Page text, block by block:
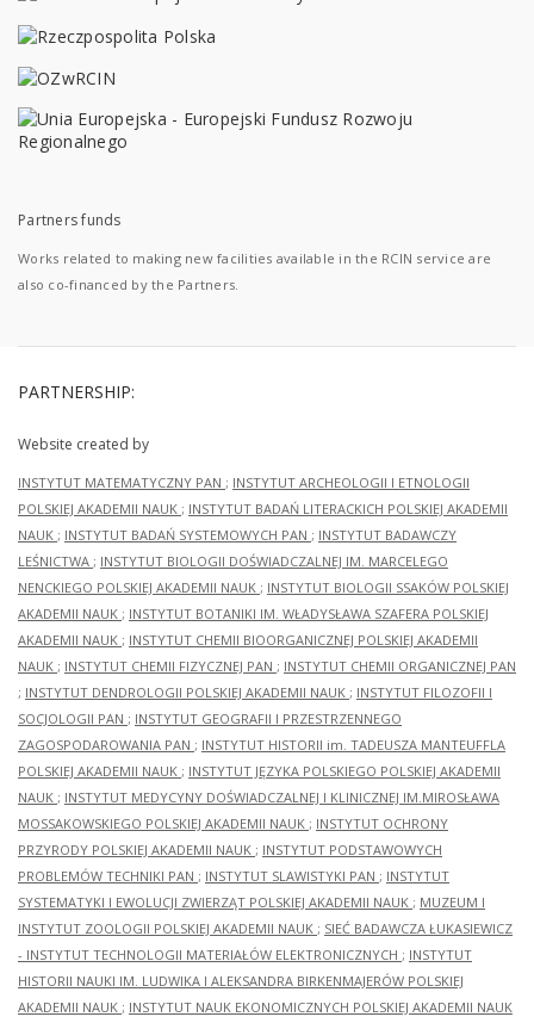
Partners funds
Works related to making new facilities available in the RCIN service are
also co-financed by the Partners.
PARTNERSHIP:
Website created by
INSTYTUT MATEMATYCZNY PAN ; INSTYTUT ARCHEOLOGII I ETNOLOGII
POLSKIEJ AKADEMII NAUK ; INSTYTUT BADAŃ LITERACKICH POLSKIEJ AKADEMII
NAUK ; INSTYTUT BADAŃ SYSTEMOWYCH PAN ; INSTYTUT BADAWCZY
LEŚNICTWA ; INSTYTUT BIOLOGII DOŚWIADCZALNEJ IM. MARCELEGO
NENCKIEGO POLSKIEJ AKADEMII NAUK ; INSTYTUT BIOLOGII SSAKÓW POLSKIEJ
AKADEMII NAUK ; INSTYTUT BOTANIKI IM. WŁADYSŁAWA SZAFERA POLSKIEJ
AKADEMII NAUK ; INSTYTUT CHEMII BIOORGANICZNEJ POLSKIEJ AKADEMII
NAUK ; INSTYTUT CHEMII FIZYCZNEJ PAN ; INSTYTUT CHEMII ORGANICZNEJ PAN
; INSTYTUT DENDROLOGII POLSKIEJ AKADEMII NAUK ; INSTYTUT FILOZOFII I
SOCJOLOGII PAN ; INSTYTUT GEOGRAFII I PRZESTRZENNEGO
ZAGOSPODAROWANIA PAN ; INSTYTUT HISTORII im. TADEUSZA MANTEUFFLA
POLSKIEJ AKADEMII NAUK ; INSTYTUT JĘZYKA POLSKIEGO POLSKIEJ AKADEMII
NAUK ; INSTYTUT MEDYCYNY DOŚWIADCZALNEJ I KLINICZNEJ IM.MIROSŁAWA
MOSSAKOWSKIEGO POLSKIEJ AKADEMII NAUK ; INSTYTUT OCHRONY
PRZYRODY POLSKIEJ AKADEMII NAUK ; INSTYTUT PODSTAWOWYCH
PROBLEMÓW TECHNIKI PAN ; INSTYTUT SLAWISTYKI PAN ; INSTYTUT
SYSTEMATYKI I EWOLUCJI ZWIERZĄT POLSKIEJ AKADEMII NAUK ; MUZEUM I
INSTYTUT ZOOLOGII POLSKIEJ AKADEMII NAUK ; SIEĆ BADAWCZA ŁUKASIEWICZ
- INSTYTUT TECHNOLOGII MATERIAŁÓW ELEKTRONICZNYCH ; INSTYTUT
HISTORII NAUKI IM. LUDWIKA I ALEKSANDRA BIRKENMAJERÓW POLSKIEJ
AKADEMII NAUK ; INSTYTUT NAUK EKONOMICZNYCH POLSKIEJ AKADEMII NAUK